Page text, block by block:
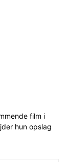
film i
hun opslag